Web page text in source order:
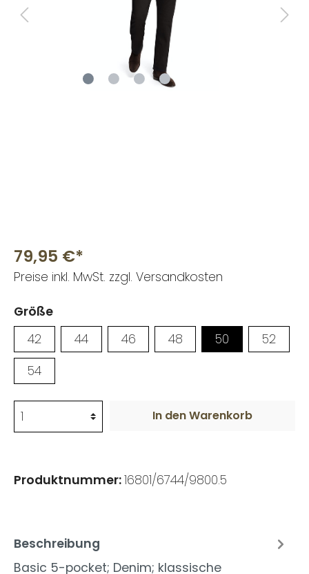
79,95 €*
Preise inkl. MwSt. zzgl. Versandkosten
Größe
42
44 46 48 50
52
54
In den Warenkorb
Produktnummer:16801/6744/9800.5
Beschreibung
Basic 5-pocket; Denim; klassische